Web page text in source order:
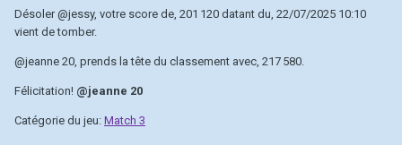
Désoler@jessy, votre score de, 201 120 datant du, 22/07/2025 10:10
vient de tomber.
@jeanne 20 , prends la tête du classement avec, 217 580.
Félicitation! @jeanne 20
Catégorie du jeu: Match 3